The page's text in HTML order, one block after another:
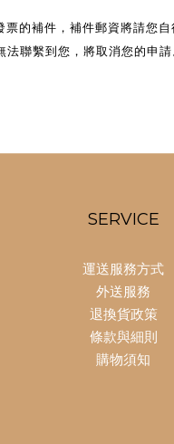
的補件，補件郵資將請您自
聯繫到您，將取消您的申請
SERVICE
運送服務方式
外送服務
退換貨政策
條款與細則
購物須知